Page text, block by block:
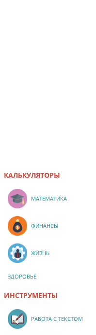
КАЛЬКУЛЯТОРЫ
МАТЕМАТИКА
ФИНАНСЫ
ЖИЗНЬ
ЗДОРОВЬЕ
ИНСТРУМЕНТЫ
РАБОТА С ТЕКСТОМ